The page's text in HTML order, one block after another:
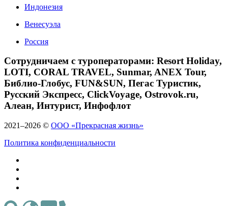
Индонезия
Венесуэла
Россия
Сотрудничаем с туроператорами: Resort Holiday,
LOTI, CORAL TRAVEL, Sunmar, ANEX Tour,
Библио-Глобус, FUN&SUN, Пегас Туристик,
Русский Экспресс, ClickVoyage, Ostrovok.ru,
Алеан, Интурист, Инфофлот
2021–2026 © ООО «Прекрасная жизнь»
Политика конфиденциальности